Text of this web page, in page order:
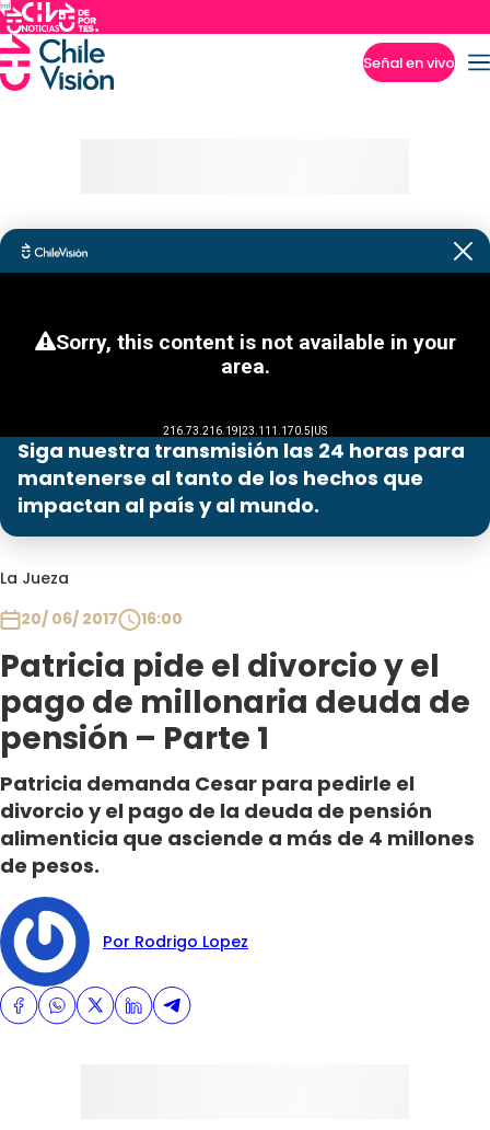
Señal en vivo
Siga nuestra transmisión las 24 horas para
mantenerse al tanto de los hechos que
impactan al país y al mundo.
La Jueza
20/ 06/ 2017
16:00
Patricia pide el divorcio y el
pago de millonaria deuda de
pensión – Parte 1
Patricia demanda Cesar para pedirle el
divorcio y el pago de la deuda de pensión
alimenticia que asciende a más de 4 millones
de pesos.
Por Rodrigo Lopez
Programas
Contigo en Directo
Plan Perfecto
El Tiempo
Sabingo
Todos Los Programas